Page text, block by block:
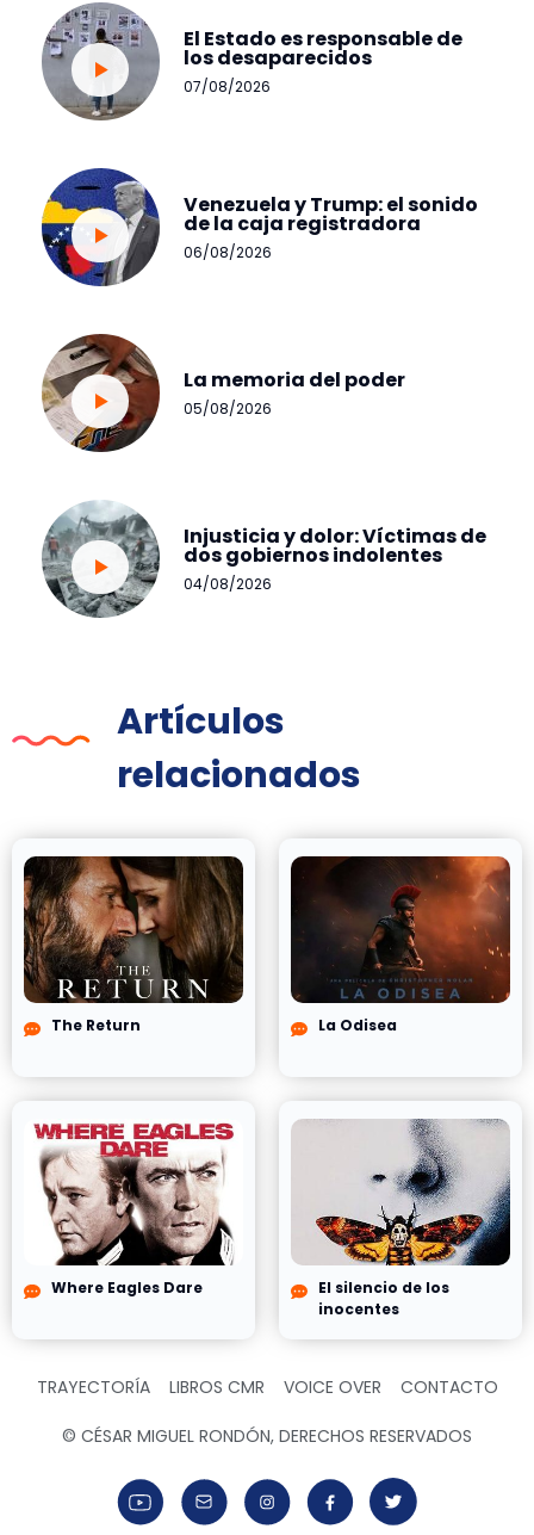
El Estado es responsable de
los desaparecidos
07/08/2026
Venezuela y Trump: el sonido
de la caja registradora
06/08/2026
La memoria del poder
05/08/2026
Injusticia y dolor: Víctimas de
dos gobiernos indolentes
04/08/2026
Artículos
relacionados
The Return La Odisea
Where Eagles Dare
El silencio de los
inocentes
TRAYECTORÍA LIBROS CMR VOICE OVER CONTACTO
© CÉSAR MIGUEL RONDÓN, DERECHOS RESERVADOS